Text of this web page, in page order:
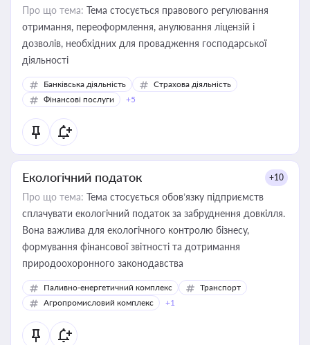
Про що тема: Тема стосується правового регулювання
отримання, переоформлення, анулювання ліцензій і
дозволів, необхідних для провадження господарської
діяльності
Банківська діяльність
Страхова діяльність
Фінансові послуги
+5
Екологічний податок +10
Про що тема: Тема стосується обов’язку підприємств
сплачувати екологічний податок за забруднення довкілля.
Вона важлива для екологічного контролю бізнесу,
формування фінансової звітності та дотримання
природоохоронного законодавства
Паливно-енергетичний комплекс
Транспорт
Агропромисловий комплекс
+1